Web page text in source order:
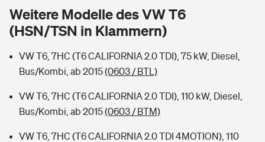
Hochwasser-Check: Wie gefährdet ist Ihr Haus?
Wer versichert was: Jetzt Versicherer finden
Sie haben Fragen?
Private Cyberversicherung
Musikinstrumentenversicherung
Zur Übersicht
Tools
Sie haben Fragen?
Rentenrechner: Wie viel Geld bekomme ich im Alter?
Weitere Modelle des VW T6
(HSN/TSN in Klammern)
VW T6, 7HC (T6 CALIFORNIA 2.0 TDI), 75 kW, Diesel,
Bus/Kombi, ab 2015(0603 / BTL)
VW T6, 7HC (T6 CALIFORNIA 2.0 TDI), 110 kW, Diesel,
Bus/Kombi, ab 2015(0603 / BTM)
VW T6, 7HC (T6 CALIFORNIA 2.0 TDI 4MOTION), 110